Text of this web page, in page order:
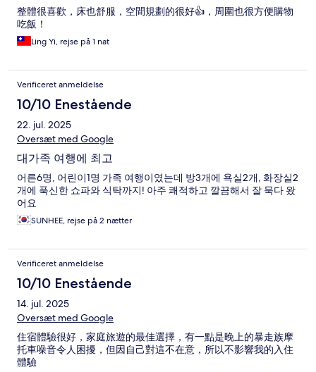
整體很喜歡，床也舒服，空間規劃的很好👍，周圍也很方便購物
吃飯！
Ling Yi, rejse på 1 nat
Verificeret anmeldelse
10/10 Enestående
22. jul. 2025
Oversæt med Google
대가족 여행에 최고
어른6명, 어린이1명 가족 여행이였는데 방3개에 욕실2개, 화장실2
개에 푹신한 쇼파와 식탁까지! 아주 쾌적하고 깔끔해서 잘 묵다 왔
어요
SUNHEE, rejse på 2 nætter
Verificeret anmeldelse
10/10 Enestående
14. jul. 2025
Oversæt med Google
住宿體驗很好，家庭旅遊的最佳選擇，有一點是晚上的暴走族摩
托車噪音令人困擾，但因自己對這不在意，所以不影響我的入住
體驗